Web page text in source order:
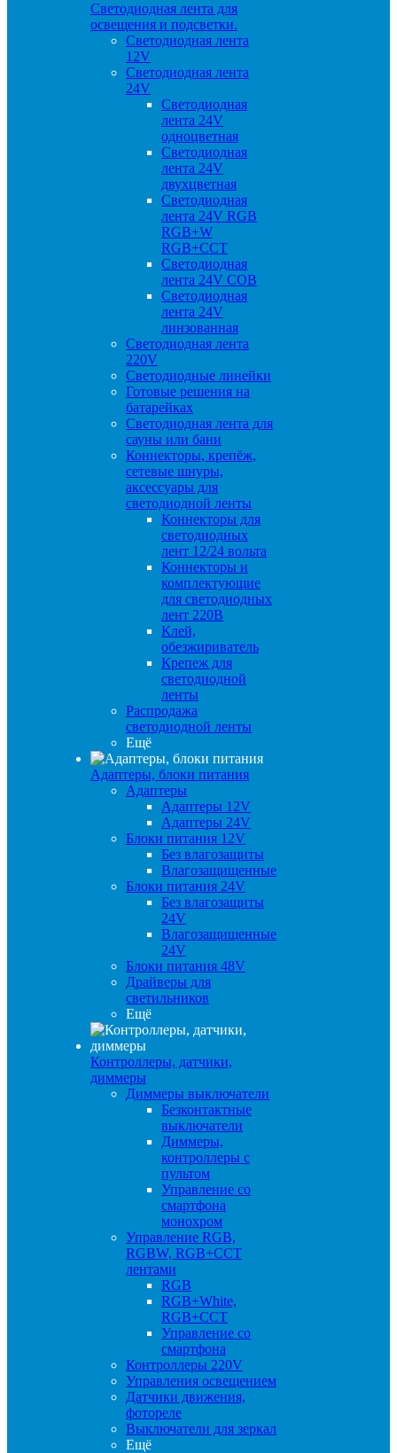
Светодиодная лента для
освещения и подсветки.
Светодиодная лента
12V
Светодиодная лента
24V
Светодиодная
лента 24V
одноцветная
Светодиодная
лента 24V
двухцветная
Светодиодная
лента 24V RGB
RGB+W
RGB+CCT
Светодиодная
лента 24V COB
Светодиодная
лента 24V
линзованная
Светодиодная лента
220V
Светодиодные линейки
Готовые решения на
батарейках
Светодиодная лента для
сауны или бани
Коннекторы, крепёж,
сетевые шнуры,
аксессуары для
светодиодной ленты
Коннекторы для
светодиодных
лент 12/24 вольта
Коннекторы и
комплектующие
для светодиодных
лент 220В
Клей,
обезжириватель
Крепеж для
светодиодной
ленты
Распродажа
светодиодной ленты
Ещё
Адаптеры, блоки питания
Адаптеры
Адаптеры 12V
Адаптеры 24V
Блоки питания 12V
Без влагозащиты
Влагозащищенные
Блоки питания 24V
Без влагозащиты
24V
Влагозащищенные
24V
Блоки питания 48V
Драйверы для
светильников
Ещё
Контроллеры, датчики,
диммеры
Диммеры выключатели
Безконтактные
выключатели
Диммеры,
контроллеры с
пультом
Управление со
смартфона
монохром
Управление RGB,
RGBW, RGB+CCT
лентами
RGB
RGB+White,
RGB+CCT
Управление со
смартфона
Контроллеры 220V
Управления освещением
Датчики движения,
фотореле
Выключатели для зеркал
Ещё